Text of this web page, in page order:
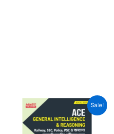
Sale!
Original
price
was:
₹499.00.
Current
price
is:
₹359.00.